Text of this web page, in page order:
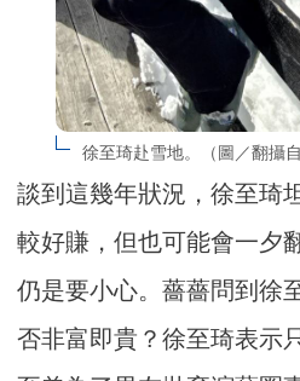
徐至琦赴雪地。（圖／翻攝自
談到這幾年狀況，徐至琦
較好賺，但也可能會一夕
仍是要小心。薔薔問到徐
否非富即貴？徐至琦表示